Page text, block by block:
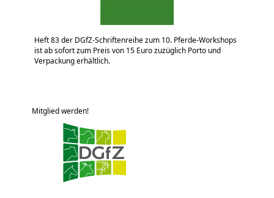
Heft 83 der DGfZ-Schriftenreihe zum 10. Pferde-Workshops
ist ab sofort zum Preis von 15 Euro zuzüglich Porto und
Verpackung erhältlich.
Mitglied werden!